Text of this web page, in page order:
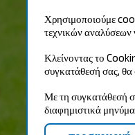
Χρησιμοποιούμε
τεχνικών αναλύσεων
Κλείνοντας το
συγκατάθεσή σας, θα
Με τη συγκατάθεσή
διαφημιστικά